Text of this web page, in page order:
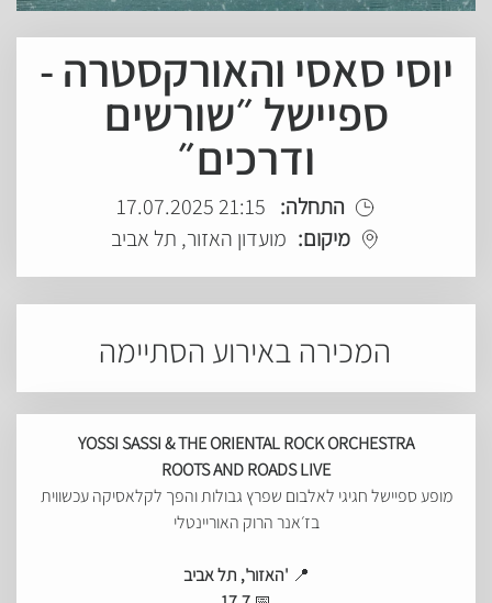
יוסי סאסי והאורקסטרה -
ספיישל ״שורשים
ודרכים״
התחלה: 21:15 17.07.2025
מיקום: מועדון האזור, תל אביב
המכירה באירוע הסתיימה
YOSSI SASSI & THE ORIENTAL ROCK ORCHESTRA
ROOTS AND ROADS LIVE
מופע ספיישל חגיגי לאלבום שפרץ גבולות והפך לקלאסיקה עכשווית
בז׳אנר הרוק האוריינטלי
📍 'האזור', תל אביב